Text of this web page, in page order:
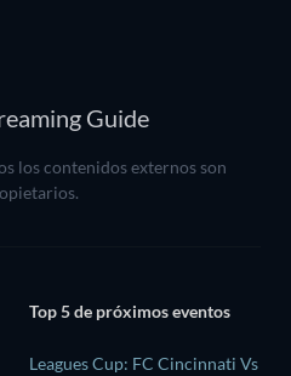
Guide
los contenidos externos son
Top 5 de próximos eventos
Leagues Cup: FC Cincinnati Vs